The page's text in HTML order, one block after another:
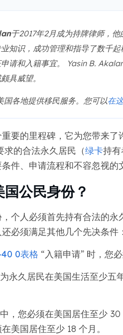
于2017年2月成为持牌律师，
知识，成功管理和指导了数千
请和入籍事宜。 Yasin B.
具威望。
各地提供移民服务。您可以在
要的里程碑，它为您带来
求的合法永久居民（绿卡持有
件、申请流程和不容忽视的
公民身份？
个人必须首先持有合法的永
必须满足其他几个先决条件：
0表格 “入籍申请” 时，您必
永久居民在美国生活至少五
，您必须在美国居住至少
美国居住至少 18 个月。